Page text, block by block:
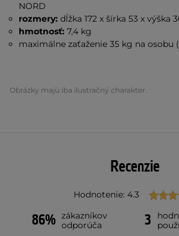
NORD
rozmery: dĺžka 172 x šírka 53 x výška
hmotnosť: 7,4 kg
maximálne zaťaženie 35 kg na osobu
Obrázky majú iba ilustračný charakter.
Recenzie
Hodnotenie: 4.3
86% zákazníkov
odporúča
3